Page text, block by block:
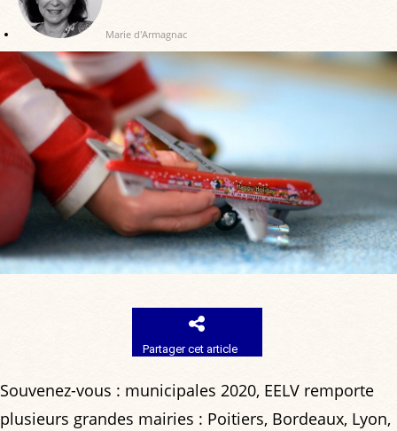
Marie d'Armagnac
Partager cet article
Souvenez-vous : municipales 2020, EELV remporte
plusieurs grandes mairies : Poitiers, Bordeaux, Lyon,